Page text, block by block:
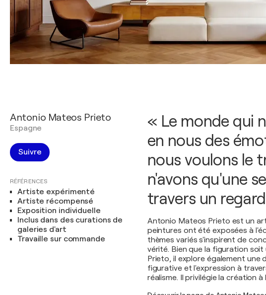
Antonio Mateos Prieto
Espagne
Suivre
RÉFÉRENCES
Artiste expérimenté
Artiste récompensé
Exposition individuelle
Inclus dans des curations de
galeries d'art
Travaille sur commande
« Le monde qui
en nous des
nous voulons le
n'avons qu'une
travers un
Antonio Mateos Prieto est un
peintures ont été exposées à
thèmes variés s'inspirent de
vérité. Bien que la figuration
Prieto, il explore également
figurative et l'expression à
réalisme. Il privilégie la création